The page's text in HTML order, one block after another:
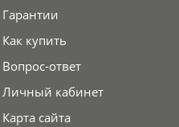
Гарантии
Как купить
Вопрос-ответ
Личный кабинет
Карта сайта